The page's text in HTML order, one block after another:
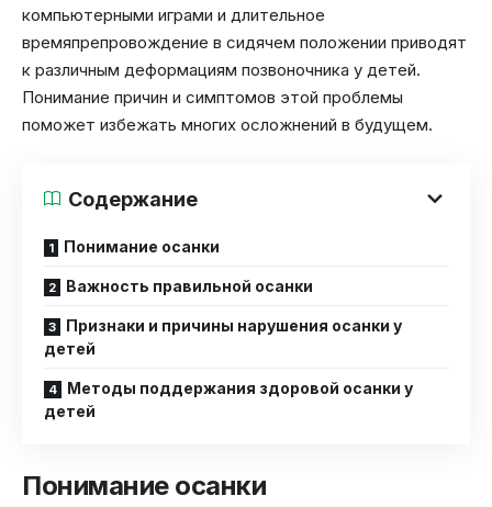
компьютерными играми и длительное
времяпрепровождение в сидячем положении приводят
к различным деформациям позвоночника у детей.
Понимание причин и симптомов этой проблемы
поможет избежать многих осложнений в будущем.
Содержание
Понимание осанки
Важность правильной осанки
Признаки и причины нарушения осанки у
детей
Методы поддержания здоровой осанки у
детей
Понимание осанки